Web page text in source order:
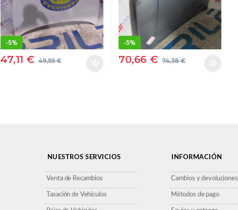
-5%
47,11 € 49,59€
-5%
70,66 € 74,38€
NUESTROS SERVICIOS
Venta de Recambios
Tasación de Vehículos
INFORMACIÓN
Cambios y devoluciones
Métodos de pago